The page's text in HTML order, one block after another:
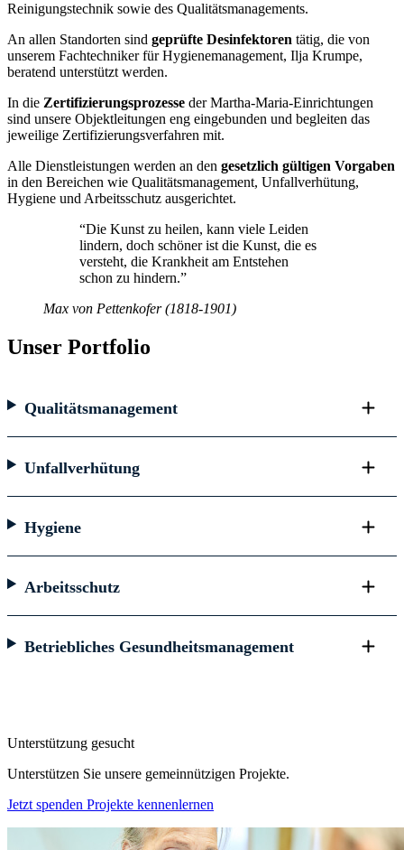
Reinigungstechnik sowie des Qualitätsmanagements.
An allen Standorten sind geprüfte Desinfektoren tätig, die von
unserem Fachtechniker für Hygienemanagement, Ilja Krumpe,
beratend unterstützt werden.
In die Zertifizierungsprozesse der Martha-Maria-Einrichtungen
sind unsere Objektleitungen eng eingebunden und begleiten das
jeweilige Zertifizierungsverfahren mit.
Alle Dienstleistungen werden an den gesetzlich gültigen Vorgaben
in den Bereichen wie Qualitätsmanagement, Unfallverhütung,
Hygiene und Arbeitsschutz ausgerichtet.
“Die Kunst zu heilen, kann viele Leiden
lindern, doch schöner ist die Kunst, die es
versteht, die Krankheit am Entstehen
schon zu hindern.”
Max von Pettenkofer (1818-1901)
Unser Portfolio
Qualitätsmanagement
Unfallverhütung
Hygiene
Arbeitsschutz
Betriebliches Gesundheitsmanagement
Unterstützung gesucht
Unterstützen Sie unsere gemeinnützigen Projekte.
Jetzt spenden Projekte kennenlernen